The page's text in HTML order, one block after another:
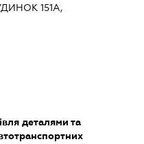
151А,
деталями та